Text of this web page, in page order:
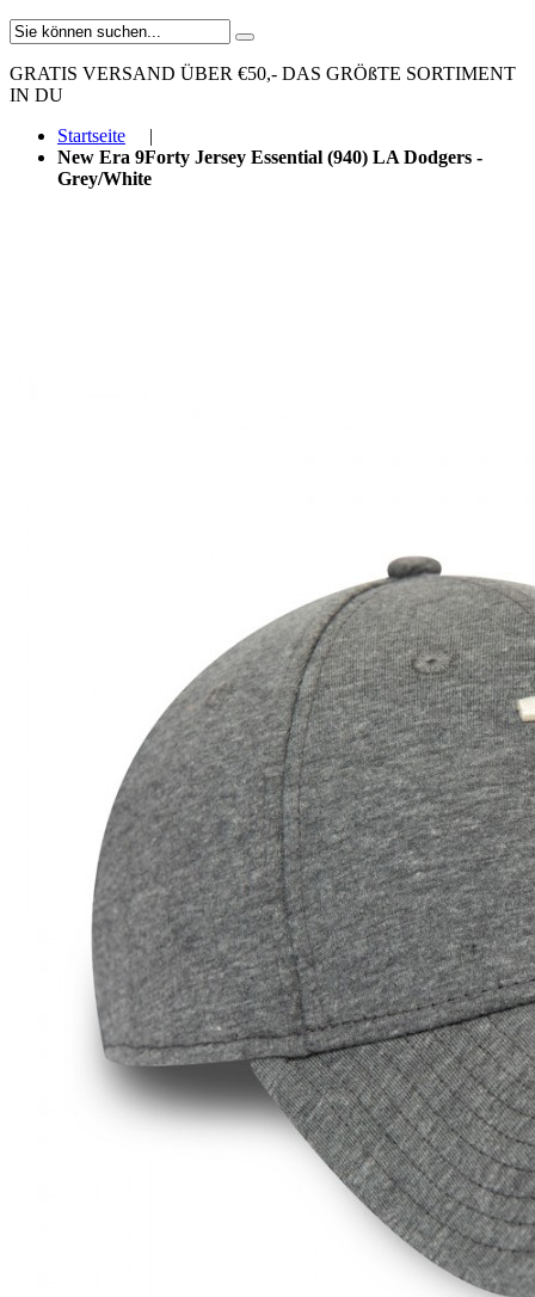
GRATIS VERSAND ÜBER €50,- DAS GRÖßTE SORTIMENT
IN DU
Startseite
|
New Era 9Forty Jersey Essential (940) LA Dodgers -
Grey/White